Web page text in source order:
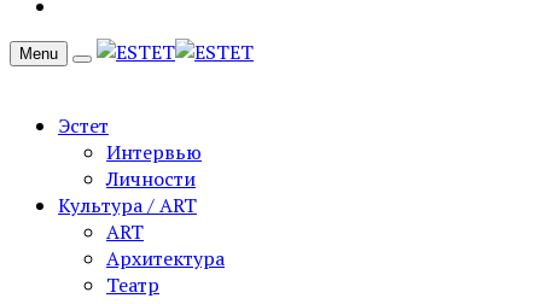
Menu
Эстет
Интервью
Личности
Культура / ART
ART
Архитектура
Театр